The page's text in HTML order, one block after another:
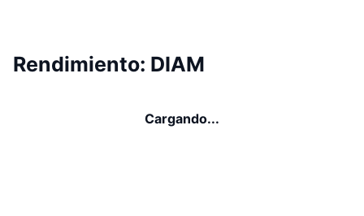
Rendimiento: DIAM
Cargando...